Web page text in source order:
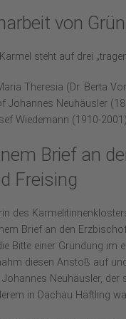
von
steht auf drei
Theresia (Dr. Berta
Johannes Neuhäusler
Wiedemann (1910-2001)
Brief an
Freising
des
Brief an den
Bitte einer Gründung im
diesen Anstoß auf
Neuhäusler, der
in Dachau Häftling